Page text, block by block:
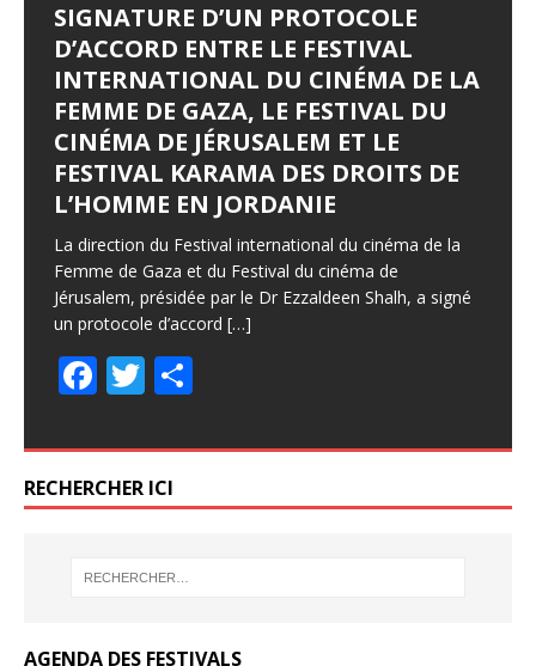
SIGNATURE D’UN PROTOCOLE
D’ACCORD ENTRE LE FESTIVAL
INTERNATIONAL DU CINÉMA DE LA
FEMME DE GAZA, LE FESTIVAL DU
CINÉMA DE JÉRUSALEM ET LE
FESTIVAL KARAMA DES DROITS DE
L’HOMME EN JORDANIE
La direction du Festival international du cinéma de la
Femme de Gaza et du Festival du cinéma de
Jérusalem, présidée par le Dr Ezzaldeen Shalh, a signé
un protocole d’accord […]
F
e
b
o
T
itt
er
ta
RECHERCHER ICI
AGENDA DES FESTIVALS